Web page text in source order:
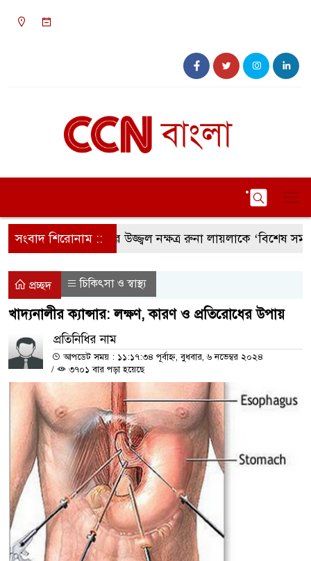
সংবাদ শিরোনাম ::
সংগীতের উজ্জ্বল নক্ষত্র রুনা লায়লাকে ‘বিশেষ সম্মাননা’
প্রচ্ছদ চিকিৎসা ও স্বাস্থ্য
খাদ্যনালীর ক্যান্সার: লক্ষণ, কারণ ও প্রতিরোধের উপায়
প্রতিনিধির নাম
আপডেট সময় : ১১:১৭:৩৪ পূর্বাহ্ন, বুধবার, ৬ নভেম্বর ২০২৪
/
৩৭০১ বার পড়া হয়েছে